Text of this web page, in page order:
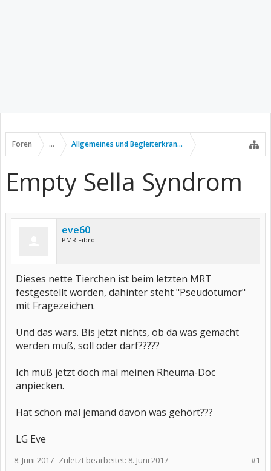
Foren ... Allgemeines und Begleiterkrankungen
Empty Sella Syndrom
eve60
PMR Fibro
Dieses nette Tierchen ist beim letzten MRT
festgestellt worden, dahinter steht "Pseudotumor"
mit Fragezeichen.
Und das wars. Bis jetzt nichts, ob da was gemacht
werden muß, soll oder darf?????
Ich muß jetzt doch mal meinen Rheuma-Doc
anpiecken.
Hat schon mal jemand davon was gehört???
LG Eve
#1
8. Juni 2017 Zuletzt bearbeitet: 8. Juni 2017